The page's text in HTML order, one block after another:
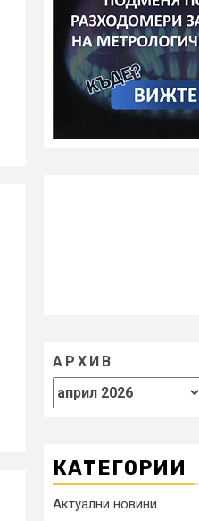
АРХИВ
КАТЕГОРИИ
Актуални новини